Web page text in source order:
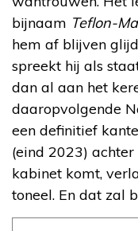
bijnaam Teflon-
hem af blijven
spreekt hij als
dan al aan het
daaropvolgende
een definitief
(eind 2023)
kabinet komt,
toneel. En dat zal